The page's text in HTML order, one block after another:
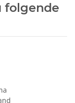
folgende